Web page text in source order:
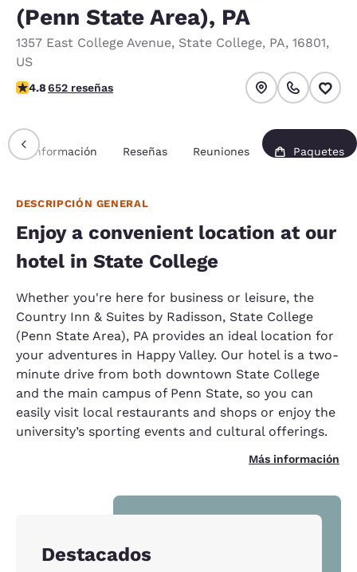
(Penn State Area), PA
1357 East College Avenue, State College, PA, 16801,
US
calificación de 4.76 estrellas. Excepcional.
4.8652 reseñas
Información Reseñas Reuniones Paquetes
DESCRIPCIÓN GENERAL
Enjoy a convenient location at our
hotel in State College
Whether you're here for business or leisure, the
Country Inn & Suites by Radisson, State College
(Penn State Area), PA provides an ideal location for
your adventures in Happy Valley. Our hotel is a two-
minute drive from both downtown State College
and the main campus of Penn State, so you can
easily visit local restaurants and shops or enjoy the
university’s sporting events and cultural offerings.
Más información
Destacados